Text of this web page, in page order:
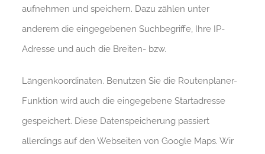
aufnehmen und speichern. Dazu zählen unter
anderem die eingegebenen Suchbegriffe, Ihre IP-
Adresse und auch die Breiten- bzw.
Längenkoordinaten. Benutzen Sie die Routenplaner-
Funktion wird auch die eingegebene Startadresse
gespeichert. Diese Datenspeicherung passiert
allerdings auf den Webseiten von Google Maps. Wir